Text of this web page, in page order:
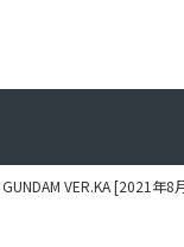
VER.KA [2021年8